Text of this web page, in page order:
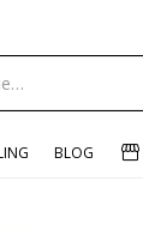
BLOG